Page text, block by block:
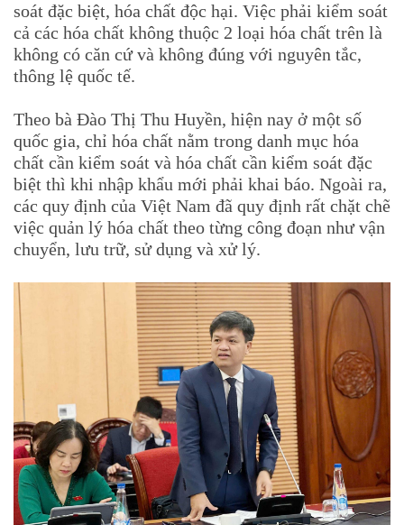
soát đặc biệt, hóa chất độc hại. Việc phải kiểm soát
cả các hóa chất không thuộc 2 loại hóa chất trên là
không có căn cứ và không đúng với nguyên tắc,
thông lệ quốc tế.
Theo bà Đào Thị Thu Huyền, hiện nay ở một số
quốc gia, chỉ hóa chất nằm trong danh mục hóa
chất cần kiểm soát và hóa chất cần kiểm soát đặc
biệt thì khi nhập khẩu mới phải khai báo. Ngoài ra,
các quy định của Việt Nam đã quy định rất chặt chẽ
việc quản lý hóa chất theo từng công đoạn như vận
chuyển, lưu trữ, sử dụng và xử lý.